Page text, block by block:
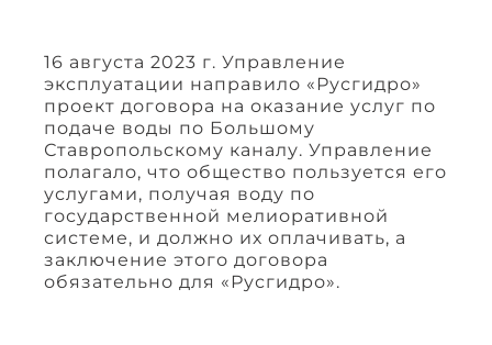
16 августа 2023 г. Управление
эксплуатации направило «Русгидро»
проект договора на оказание услуг по
подаче воды по Большому
Ставропольскому каналу. Управление
полагало, что общество пользуется его
услугами, получая воду по
государственной мелиоративной
системе, и должно их оплачивать, а
заключение этого договора
обязательно для «Русгидро».